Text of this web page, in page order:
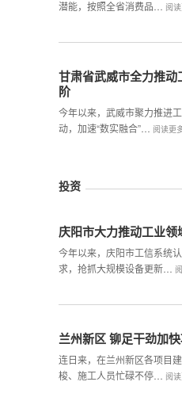
潜能，按照全省消费品…
阅
甘肃省武威市全力推
阶
今年以来，武威市聚力推进
动，加速“数实融合”…
阅读更
投资
庆阳市大力推动工业
今年以来，庆阳市工信系统
求，抢抓大规模设备更新…
兰州新区 铆足干劲加
连日来，在兰州新区各项目
梭、施工人员忙碌不停…
阅